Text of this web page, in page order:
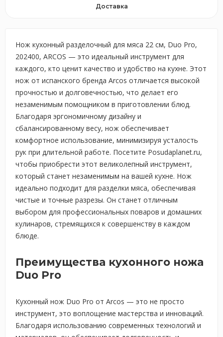
Доставка
Нож кухонный разделочный для мяса 22 см, Duo Pro,
202400, ARCOS — это идеальный инструмент для
каждого, кто ценит качество и удобство на кухне. Этот
нож от испанского бренда Arcos отличается высокой
прочностью и долговечностью, что делает его
незаменимым помощником в приготовлении блюд.
Благодаря эргономичному дизайну и
сбалансированному весу, нож обеспечивает
комфортное использование, минимизируя усталость
рук при длительной работе. Посетите Posudaplanet.ru,
чтобы приобрести этот великолепный инструмент,
который станет незаменимым на вашей кухне. Нож
идеально подходит для разделки мяса, обеспечивая
чистые и точные разрезы. Он станет отличным
выбором для профессиональных поваров и домашних
кулинаров, стремящихся к совершенству в каждом
блюде.
Преимущества кухонного ножа
Duo Pro
Кухонный нож Duo Pro от Arcos — это не просто
инструмент, это воплощение мастерства и инноваций.
Благодаря использованию современных технологий и